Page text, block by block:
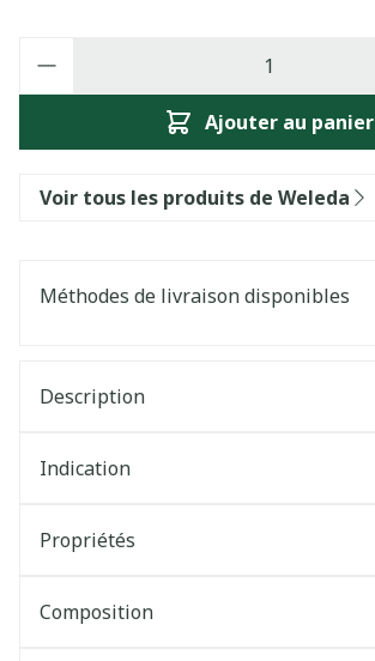
Ajouter au panier
Voir tous les produits de Weleda
Méthodes de livraison disponibles
Description
Indication
Propriétés
Composition